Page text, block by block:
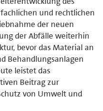
und rechtlichen
der neuen
der Abfälle weiterhin
bevor das Material an
Behandlungsanlagen
leistet das
Beitrag zur
von Umwelt und